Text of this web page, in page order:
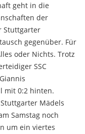
geht in die
der
Stuttgarter
gegenüber. Für
oder Nichts. Trotz
SSC
mit 0:2 hinten.
Mädels
Samstag noch
um ein viertes